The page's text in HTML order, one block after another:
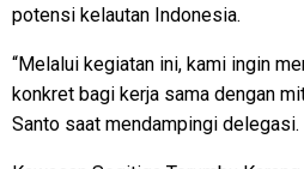
potensi kelautan Indonesia.
“Melalui kegiatan ini, kami ingin
konkret bagi kerja sama dengan
Santo saat mendampingi delegasi.